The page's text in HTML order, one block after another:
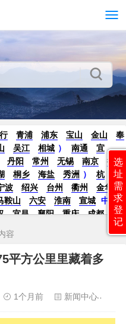
青浦 浦东 宝山 金山
奉
吴江 相城 ） 南通
宜
丹阳 常州 无锡 南京
徐
桐乡 海盐 秀洲 ）
杭
波 绍兴 台州 衢州
金华
鞍山 六安 淮南 宣城 中
宜昌 襄阳 重庆 成都
德
固
）
家庄 沧州 唐山 潍坊
德州
东莞 江门 惠州 肇庆
印尼 泰国 越南 柬埔寨
平谦迈高 咨询热线： 400-0123-
容
平方公里里藏着多
1个月前 新闻中心
选
址
需
求
登
记